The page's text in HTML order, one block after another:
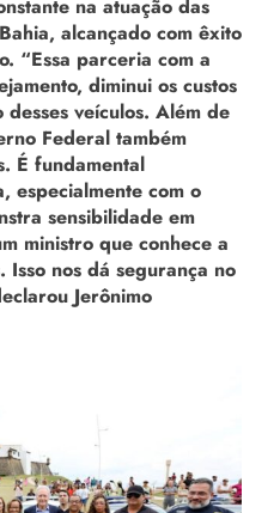
na atuação das
alcançado com êxito
“Essa parceria com a
diminui os custos
veículos. Além de
Federal também
É fundamental
especialmente com o
sensibilidade em
ministro que conhece a
Isso nos dá segurança no
Jerônimo